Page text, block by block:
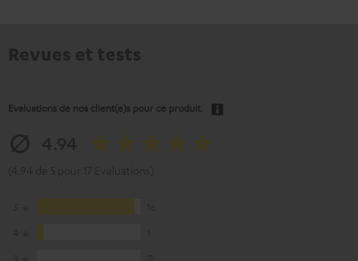
Evaluations de nos client(e)s pour ce produit.